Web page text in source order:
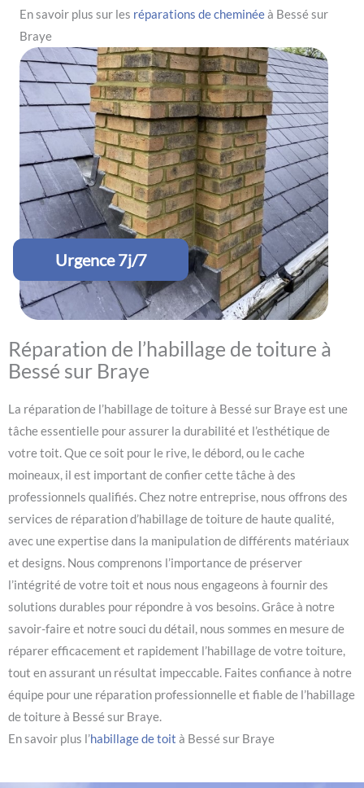
Urgence 7j/7
En savoir plus sur les réparations de cheminéeà Bessé sur
Braye
Réparation de l’habillage de toiture à
Bessé sur Braye
La réparation de l’habillage de toiture à Bessé sur Braye est une
tâche essentielle pour assurer la durabilité et l’esthétique de
votre toit. Que ce soit pour le rive, le débord, ou le cache
moineaux, il est important de confier cette tâche à des
professionnels qualifiés. Chez notre entreprise, nous offrons des
services de réparation d’habillage de toiture de haute qualité,
avec une expertise dans la manipulation de différents matériaux
et designs. Nous comprenons l’importance de préserver
l’intégrité de votre toit et nous nous engageons à fournir des
solutions durables pour répondre à vos besoins. Grâce à notre
savoir-faire et notre souci du détail, nous sommes en mesure de
réparer efficacement et rapidement l’habillage de votre toiture,
tout en assurant un résultat impeccable. Faites confiance à notre
équipe pour une réparation professionnelle et fiable de l’habillage
de toiture à Bessé sur Braye.
En savoir plus l’habillage de toit à Bessé sur Braye